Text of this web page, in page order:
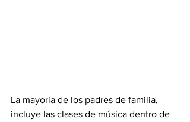
La mayoría de los padres de familia,
incluye las clases de música dentro de